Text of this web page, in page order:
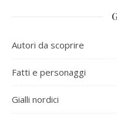
Autori da scoprire
Fatti e personaggi
Gialli nordici